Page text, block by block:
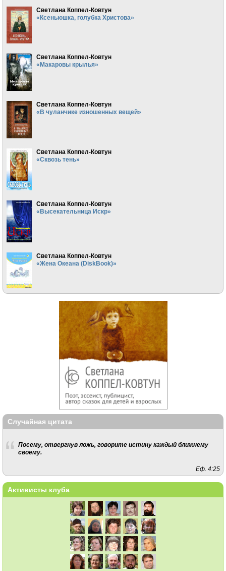
Светлана Коппел-Ковтун
«Ксеньюшка, голубка Христова»
Светлана Коппел-Ковтун
«Макаровы крылья»
Светлана Коппел-Ковтун
«В чуланчике изношенных вещей»
Светлана Коппел-Ковтун
«Сквозь тень»
Светлана Коппел-Ковтун
«Высекательница Искр»
Светлана Коппел-Ковтун
«Жена Океана (DiskBook)»
Случайная цитата
Посему, отвергнув ложь, говорите истину каждый ближнему
своему.
Еф. 4:25
Активисты клуба